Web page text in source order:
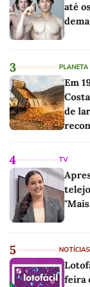
até
3 PLANETA
Em
de
4 TV
5 NOTÍCIAS
feira